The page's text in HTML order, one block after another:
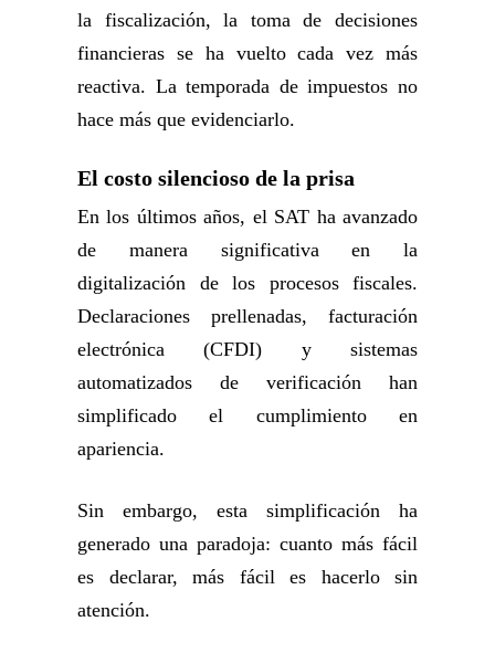
la fiscalización, la toma de decisiones
financieras se ha vuelto cada vez más
reactiva. La temporada de impuestos no
hace más que evidenciarlo.
El costo silencioso de la prisa
En los últimos años, el SAT ha avanzado
de manera significativa en la
digitalización de los procesos fiscales.
Declaraciones prellenadas, facturación
electrónica (CFDI) y sistemas
automatizados de verificación han
simplificado el cumplimiento en
apariencia.
Sin embargo, esta simplificación ha
generado una paradoja: cuanto más fácil
es declarar, más fácil es hacerlo sin
atención.